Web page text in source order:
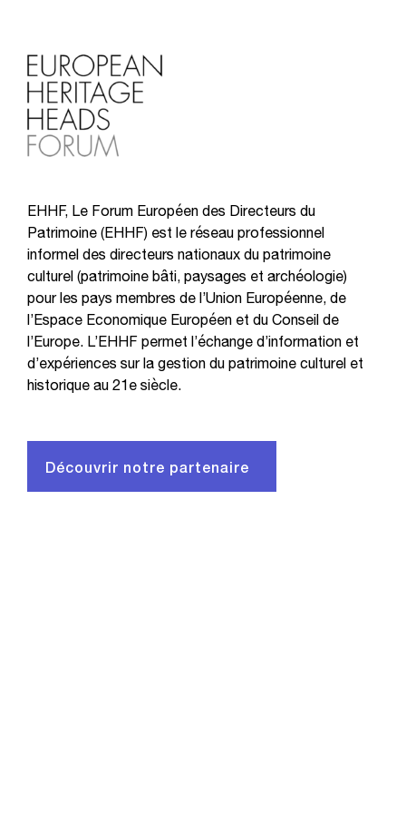
EHHF, Le Forum Européen des Directeurs du
Patrimoine (EHHF) est le réseau professionnel
informel des directeurs nationaux du patrimoine
culturel (patrimoine bâti, paysages et archéologie)
pour les pays membres de l’Union Européenne, de
l’Espace Economique Européen et du Conseil de
l’Europe. L’EHHF permet l’échange d’information et
d’expériences sur la gestion du patrimoine culturel et
historique au 21e siècle.
Découvrir notre partenaire